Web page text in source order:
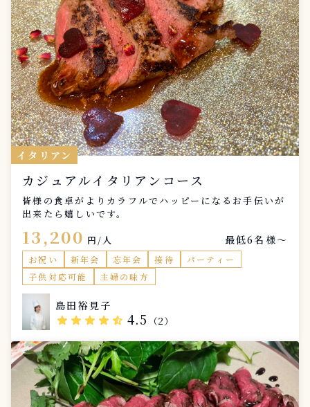
イタリアン
カジュアルイタリアンコース
皆様の食卓がよりカラフルでハッピーになるお手伝いが
出来たら嬉しいです。
13,200 円/人 最低6名様〜
お祝い 新年会 忘年会 接待
パーティー
子供対応可能
主婦の味方
島田裕見子
star star star star star_half 4.5 （2）